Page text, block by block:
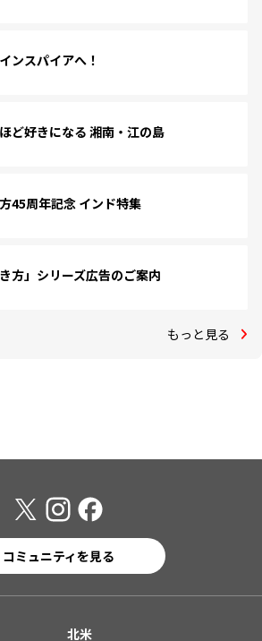
ンスパイアへ！
ど好きになる 湘南・江の島
45周年記念 インド特集
き方」シリーズ広告のご案内
もっと見る
コミュニティを見る
北米